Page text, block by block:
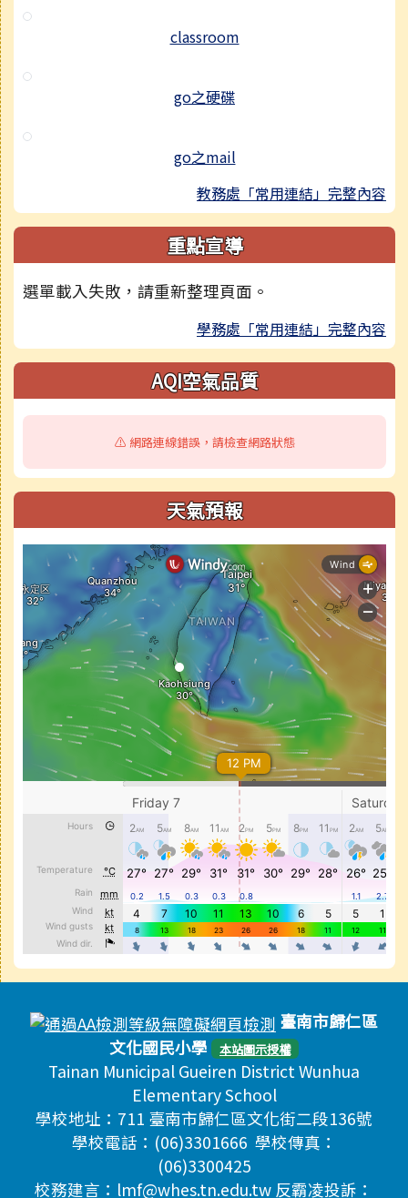
classroom
go之硬碟
go之mail
教務處「常用連結」完整內容
重點宣導
選單載入失敗，請重新整理頁面。
學務處「常用連結」完整內容
AQI空氣品質
⚠️ 網路連線錯誤，請檢查網路狀態
天氣預報
頁尾區域內容
臺南市歸仁區
文化國民小學 本站圖示授權
Tainan Municipal Gueiren District Wunhua
Elementary School
學校地址：711 臺南市歸仁區文化街二段136號
學校電話：(06)3301666 學校傳真：
(06)3300425
校務建言：lmf@whes.tn.edu.tw 反霸凌投訴：